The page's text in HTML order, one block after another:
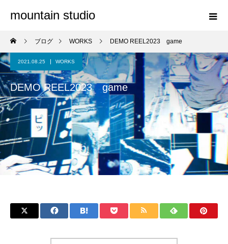
mountain studio
ブログ WORKS DEMO REEL2023 game
2021.08.25 WORKS
DEMO REEL2023 game